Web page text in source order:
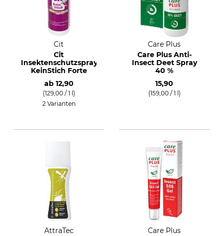
Cit
Cit
Insektenschutzspray
KeinStich Forte
ab 12,90
(129,00 / 1 l)
2 Varianten
Care Plus
Care Plus Anti-
Insect Deet Spray
40 %
15,90
(159,00 / 1 l)
AttraTec
Care Plus